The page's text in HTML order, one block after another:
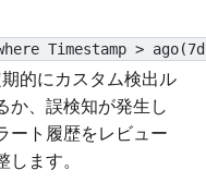
Timestamp >
的にカスタム検出ル
か、誤検知が発生し
ート履歴をレビュー
します。